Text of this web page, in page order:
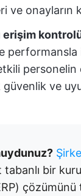
ve onayların
erişim
performansla
personelin
güvenlik ve
tabanlı bir